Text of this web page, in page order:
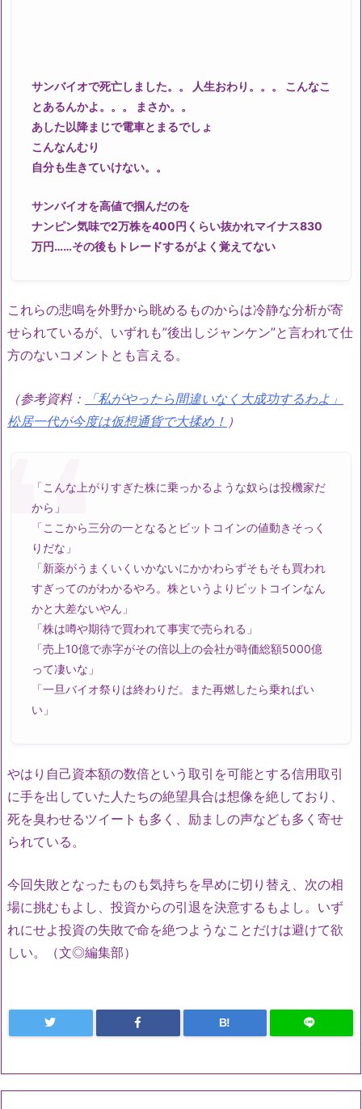
サンバイオで死亡しました。。 人生おわり。。。 こんなこ
とあるんかよ。。。 まさか。。
あした以降まじで電車とまるでしょ
こんなんむり
自分も生きていけない。。
サンバイオを高値で掴んだのを
ナンピン気味で2万株を400円くらい抜かれマイナス830
万円……その後もトレードするがよく覚えてない
これらの悲鳴を外野から眺めるものからは冷静な分析が寄
せられているが、いずれも”後出しジャンケン”と言われて仕
方のないコメントとも言える。
（参考資料：
「私がやったら間違いなく大成功するわよ」
松居一代が今度は仮想通貨で大揉め！ ）
「こんな上がりすぎた株に乗っかるような奴らは投機家だ
から」
「ここから三分の一となるとビットコインの値動きそっく
りだな」
「新薬がうまくいくいかないにかかわらずそもそも買われ
すぎってのがわかるやろ。株というよりビットコインなん
かと大差ないやん」
「株は噂や期待で買われて事実で売られる」
「売上10億で赤字がその倍以上の会社が時価総額5000億
って凄いな」
「一旦バイオ祭りは終わりだ。また再燃したら乗ればい
い」
やはり自己資本額の数倍という取引を可能とする信用取引
に手を出していた人たちの絶望具合は想像を絶しており、
死を臭わせるツイートも多く、励ましの声なども多く寄せ
られている。
今回失敗となったものも気持ちを早めに切り替え、次の相
場に挑むもよし、投資からの引退を決意するもよし。いず
れにせよ投資の失敗で命を絶つようなことだけは避けて欲
しい。（文◎編集部）
B!